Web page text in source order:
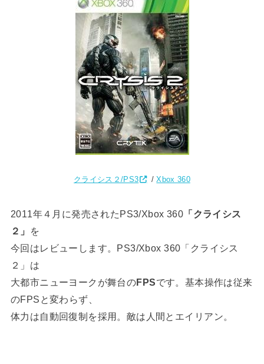
クライシス２/PS3 /Xbox 360
2011年４月に発売されたPS3/Xbox 360 「クライシス
２」
を
今回はレビューします。PS3/Xbox 360「クライシス
２」は
大都市ニューヨークが舞台のFPSです。基本操作は従来
のFPSと変わらず、
体力は自動回復制を採用。敵は人間とエイリアン。